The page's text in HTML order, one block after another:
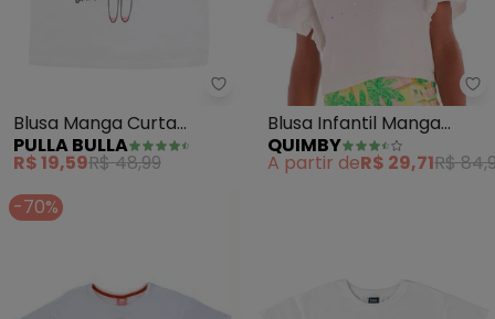
Pulla Bulla - Blusa Manga
Blusa Manga Curta
Menina (Branco)
PULLA BULLA
R$ 19,59R$ 48,99
Blusa Infantil Manga
Franzida Strass (Branco)
QUIMBY
A partir deR$ 29,71R$
-70%